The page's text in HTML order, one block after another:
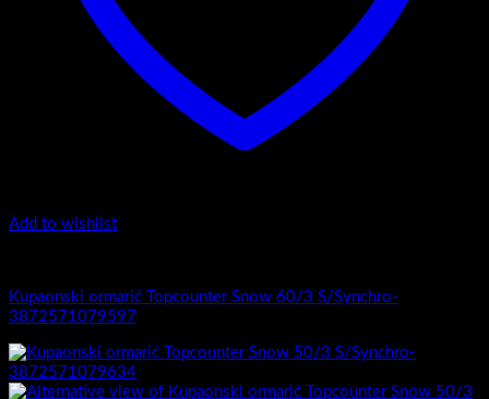
Add to wishlist
Kupaonski ormarić Topcounter Snow 60/3 S/Synchro-
3872571079597